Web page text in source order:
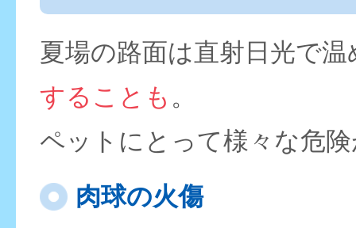
夏場の路面は直射日光で
することも 。
ペットにとって様々な危
肉球の火傷